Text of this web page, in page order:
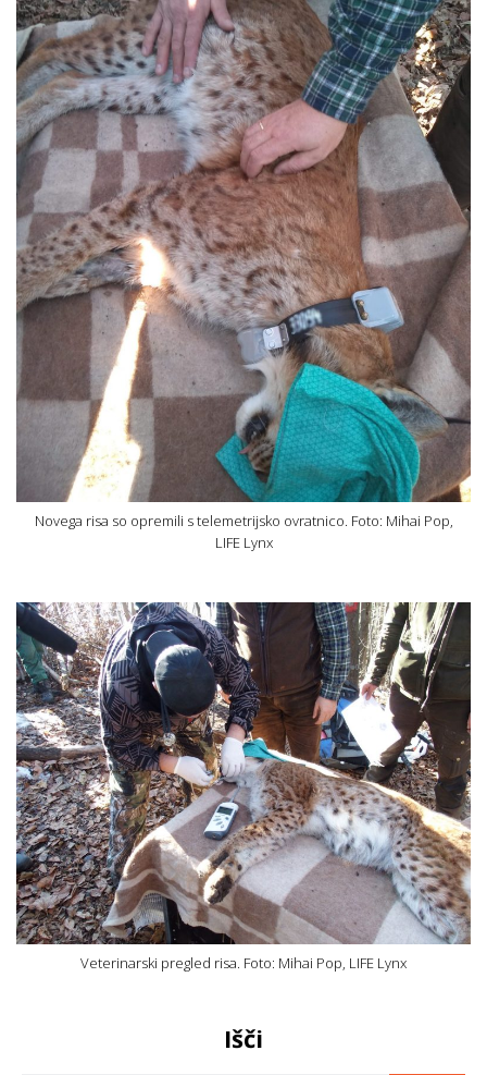
Novega risa so opremili s telemetrijsko ovratnico. Foto: Mihai Pop,
LIFE Lynx
Veterinarski pregled risa. Foto: Mihai Pop, LIFE Lynx
Išči